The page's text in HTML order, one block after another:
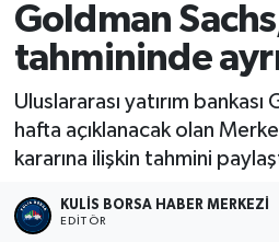
Goldman
tahmininde
Uluslararası yatırım
hafta açıklanacak olan
kararına ilişkin tahmini
KULIS BORSA HABER MERKEZI
EDITÖR
Kulis Haber
Halka Arzlar
Ekonomi
Süper Lig Puan Durumu
Tüm Manşetler
Son Dakika Haberleri
Haber Arşivi